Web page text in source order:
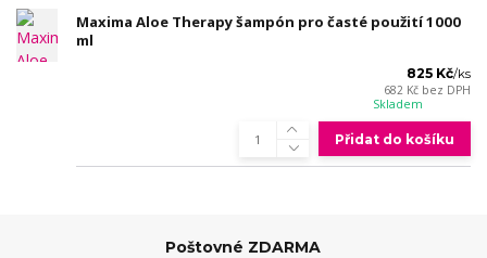
Maxima Aloe Therapy šampón pro časté použití 1000
ml
825 Kč/ks
682 Kč bez DPH
Skladem
Přidat do košíku
Poštovné ZDARMA